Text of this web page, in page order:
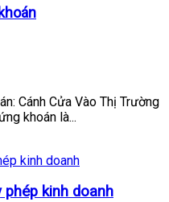
Cánh Cửa Vào Thị Trường
khoán là...
kinh doanh